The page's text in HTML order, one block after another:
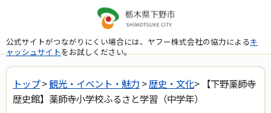
公式サイトがつながりにくい場合には、ヤフー株式会社の協力によるキ
ャッシュサイトをお試しください。
トップ>観光・イベント・魅力 >歴史・文化> 【下野薬師寺
歴史館】薬師寺小学校ふるさと学習（中学年）